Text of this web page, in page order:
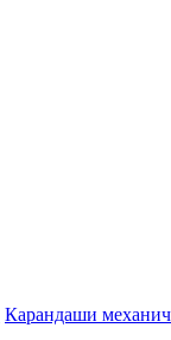
Карандаши